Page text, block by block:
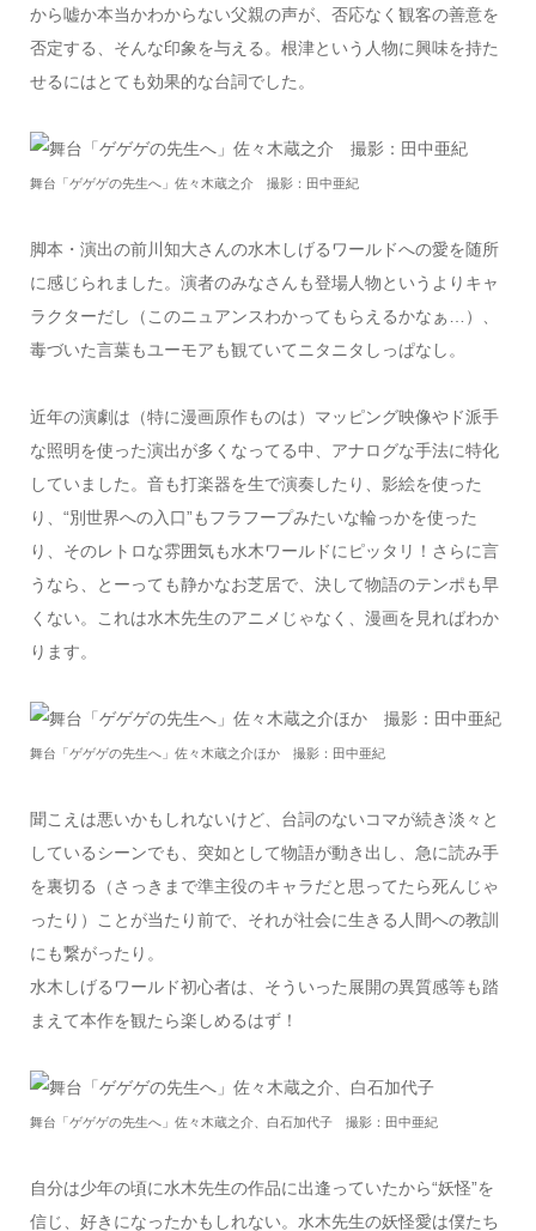
から嘘か本当かわからない父親の声が、否応なく観客の善意を
否定する、そんな印象を与える。根津という人物に興味を持た
せるにはとても効果的な台詞でした。
舞台「ゲゲゲの先生へ」佐々木蔵之介 撮影：田中亜紀
脚本・演出の前川知大さんの水木しげるワールドへの愛を随所
に感じられました。演者のみなさんも登場人物というよりキャ
ラクターだし（このニュアンスわかってもらえるかなぁ…）、
毒づいた言葉もユーモアも観ていてニタニタしっぱなし。
近年の演劇は（特に漫画原作ものは）マッピング映像やド派手
な照明を使った演出が多くなってる中、アナログな手法に特化
していました。音も打楽器を生で演奏したり、影絵を使った
り、“別世界への入口”もフラフープみたいな輪っかを使った
り、そのレトロな雰囲気も水木ワールドにピッタリ！さらに言
うなら、とーっても静かなお芝居で、決して物語のテンポも早
くない。これは水木先生のアニメじゃなく、漫画を見ればわか
ります。
舞台「ゲゲゲの先生へ」佐々木蔵之介ほか 撮影：田中亜紀
聞こえは悪いかもしれないけど、台詞のないコマが続き淡々と
しているシーンでも、突如として物語が動き出し、急に読み手
を裏切る（さっきまで準主役のキャラだと思ってたら死んじゃ
ったり）ことが当たり前で、それが社会に生きる人間への教訓
にも繋がったり。
水木しげるワールド初心者は、そういった展開の異質感等も踏
まえて本作を観たら楽しめるはず！
舞台「ゲゲゲの先生へ」佐々木蔵之介、白石加代子 撮影：田中亜紀
自分は少年の頃に水木先生の作品に出逢っていたから“妖怪”を
信じ、好きになったかもしれない。水木先生の妖怪愛は僕たち